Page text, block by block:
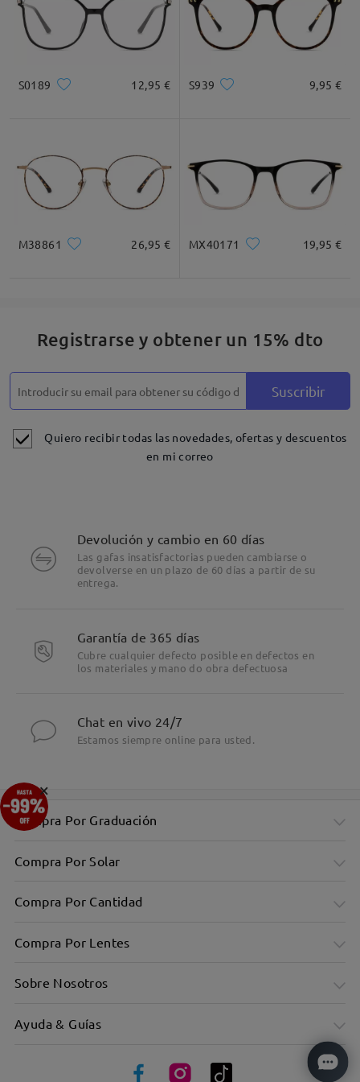
muy utiles para alguien que siempre las pierde
Laura Maria
comentarios
Deje su comentario
S0189 12,95 € S939 9,95 €
M38861 26,95 € MX40171 19,95 €
Registrarse y obtener un 15% dto
Suscribir
Quiero recibir todas las novedades, ofertas y descuentos
en mi correo
Devolución y cambio en 60 días
Las gafas insatisfactorias pueden cambiarse o
devolverse en un plazo de 60 días a partir de su
entrega.
Garantía de 365 días
Cubre cualquier defecto posible en defectos en
los materiales y mano do obra defectuosa
Chat en vivo 24/7
Estamos siempre online para usted.
Compra Por Graduación
Compra Por Solar
Compra Por Cantidad
Compra Por Lentes
Sobre Nosotros
Ayuda & Guías
×